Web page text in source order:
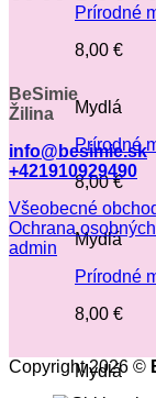
Prírodné
8,00 €
Mydlá
Prírodné
8,00€
Mydlá
Prírodné
8,00 €
Mydlá
BeSimie
Žilina
info@besimie.sk
+421910929490
Všeobecné
Ochrana
admin
Copyright 2026 ©